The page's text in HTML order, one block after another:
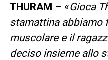
THURAM – «Gioca
stamattina abbiamo
muscolare e il
deciso insieme allo